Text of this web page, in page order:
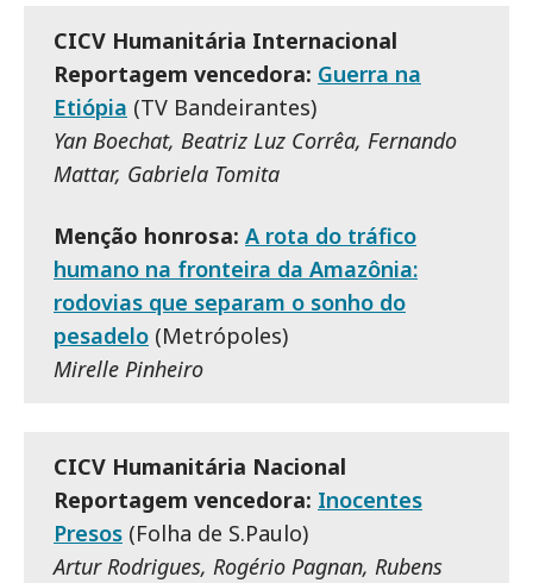
CICV Humanitária Internacional
Reportagem vencedora: Guerra na
Etiópia (TV Bandeirantes)
Yan Boechat, Beatriz Luz Corrêa, Fernando
Mattar, Gabriela Tomita
Menção honrosa: A rota do tráfico
humano na fronteira da Amazônia:
rodovias que separam o sonho do
pesadelo (Metrópoles)
Mirelle Pinheiro
CICV Humanitária Nacional
Reportagem vencedora: Inocentes
Presos (Folha de S.Paulo)
Artur Rodrigues, Rogério Pagnan, Rubens